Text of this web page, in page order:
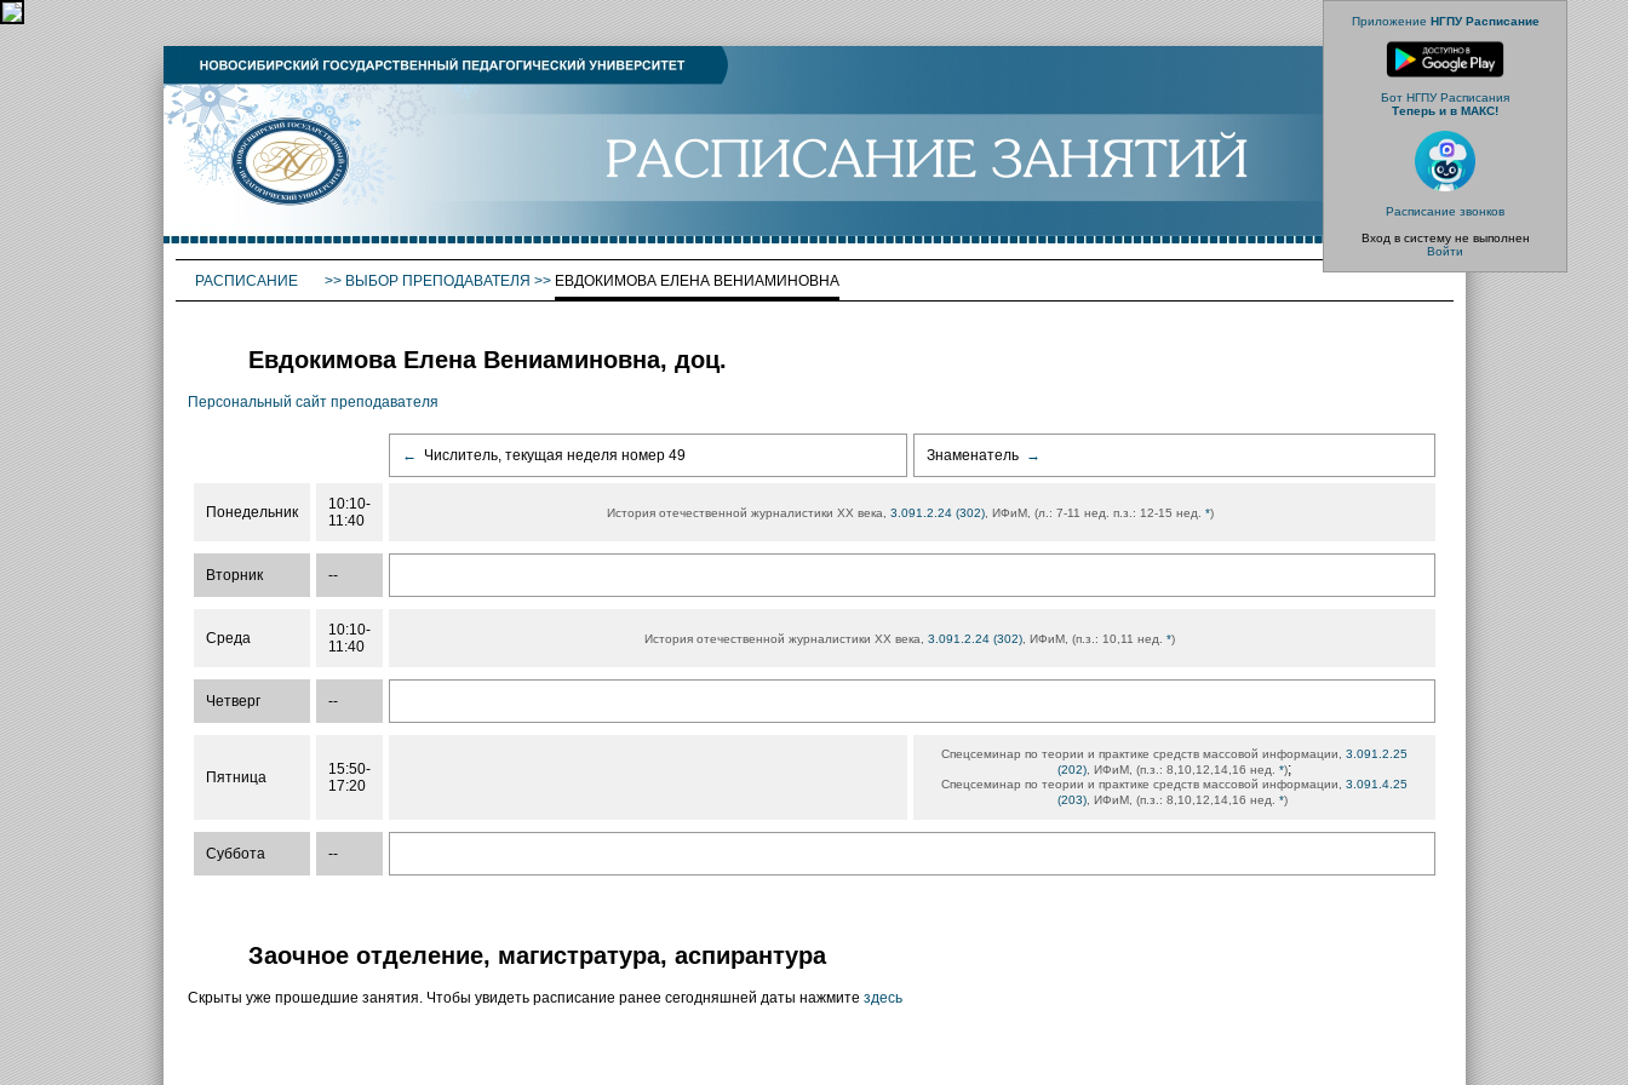
Приложение НГПУ Расписание
Бот НГПУ Расписания
Теперь и в МАКС!
Расписание звонков
Вход в систему не выполнен
Войти
РАСПИСАНИЕ >> ВЫБОР ПРЕПОДАВАТЕЛЯ >> ЕВДОКИМОВА ЕЛЕНА ВЕНИАМИНОВНА
Евдокимова Елена Вениаминовна, доц.
Персональный сайт преподавателя
← Числитель, текущая неделя номер 49 Знаменатель →
Понедельник
10:10-
11:40
История отечественной журналистики XX века, 3.091.2.24 (302), ИФиМ, (л.: 7-11 нед. п.з.: 12-15 нед. *)
Вторник --
Среда
10:10-
11:40
История отечественной журналистики XX века, 3.091.2.24 (302) , ИФиМ, (п.з.: 10,11 нед. *)
Четверг --
Пятница
15:50-
17:20
Спецсеминар по теории и практике средств массовой информации, 3.091.2.25
(202), ИФиМ, (п.з.: 8,10,12,14,16 нед. *);
Спецсеминар по теории и практике средств массовой информации, 3.091.4.25
(203), ИФиМ, (п.з.: 8,10,12,14,16 нед. *)
Суббота --
Заочное отделение, магистратура, аспирантура
Скрыты уже прошедшие занятия. Чтобы увидеть расписание ранее сегодняшней даты нажмите здесь